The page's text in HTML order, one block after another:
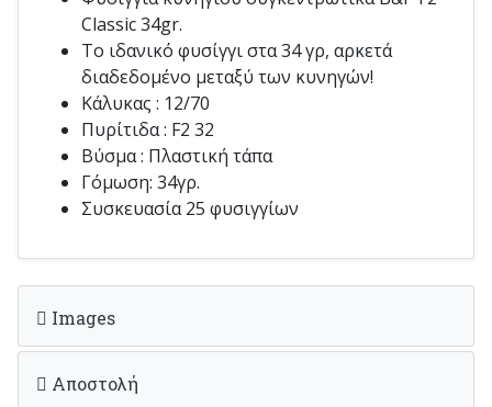
Classic 34gr.
Το ιδανικό φυσίγγι στα 34 γρ, αρκετά
διαδεδομένο μεταξύ των κυνηγών!
Κάλυκας : 12/70
Πυρίτιδα : F2 32
Βύσμα : Πλαστική τάπα
Γόμωση: 34γρ.
Συσκευασία 25 φυσιγγίων
Images
Αποστολή